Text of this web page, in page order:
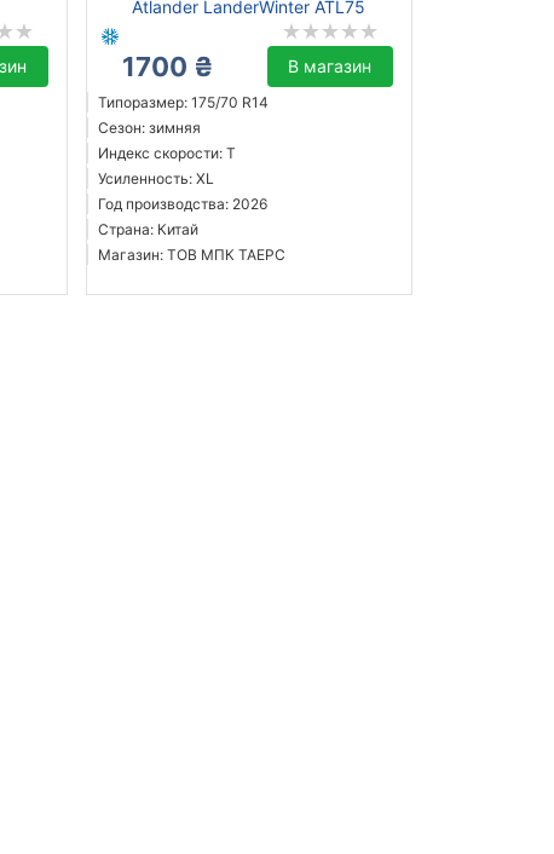
Atlander LanderWinter ATL75
1700 ₴ В магазин
Типоразмер: 175/70 R14
Сезон: зимняя
Индекс скорости: T
Усиленность: XL
Год производства: 2026
Страна: Китай
Магазин: ТОВ МПК ТАЕРС